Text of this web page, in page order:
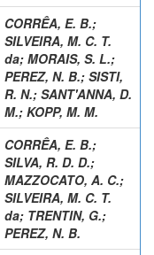
CORRÊA, E. B.;
SILVEIRA, M. C. T.
da; MORAIS, S. L.;
PEREZ, N. B.; SISTI,
R. N.; SANT'ANNA, D.
M.; KOPP, M. M.
CORRÊA, E. B.;
SILVA, R. D. D.;
MAZZOCATO, A. C.;
SILVEIRA, M. C. T.
da; TRENTIN, G.;
PEREZ, N. B.